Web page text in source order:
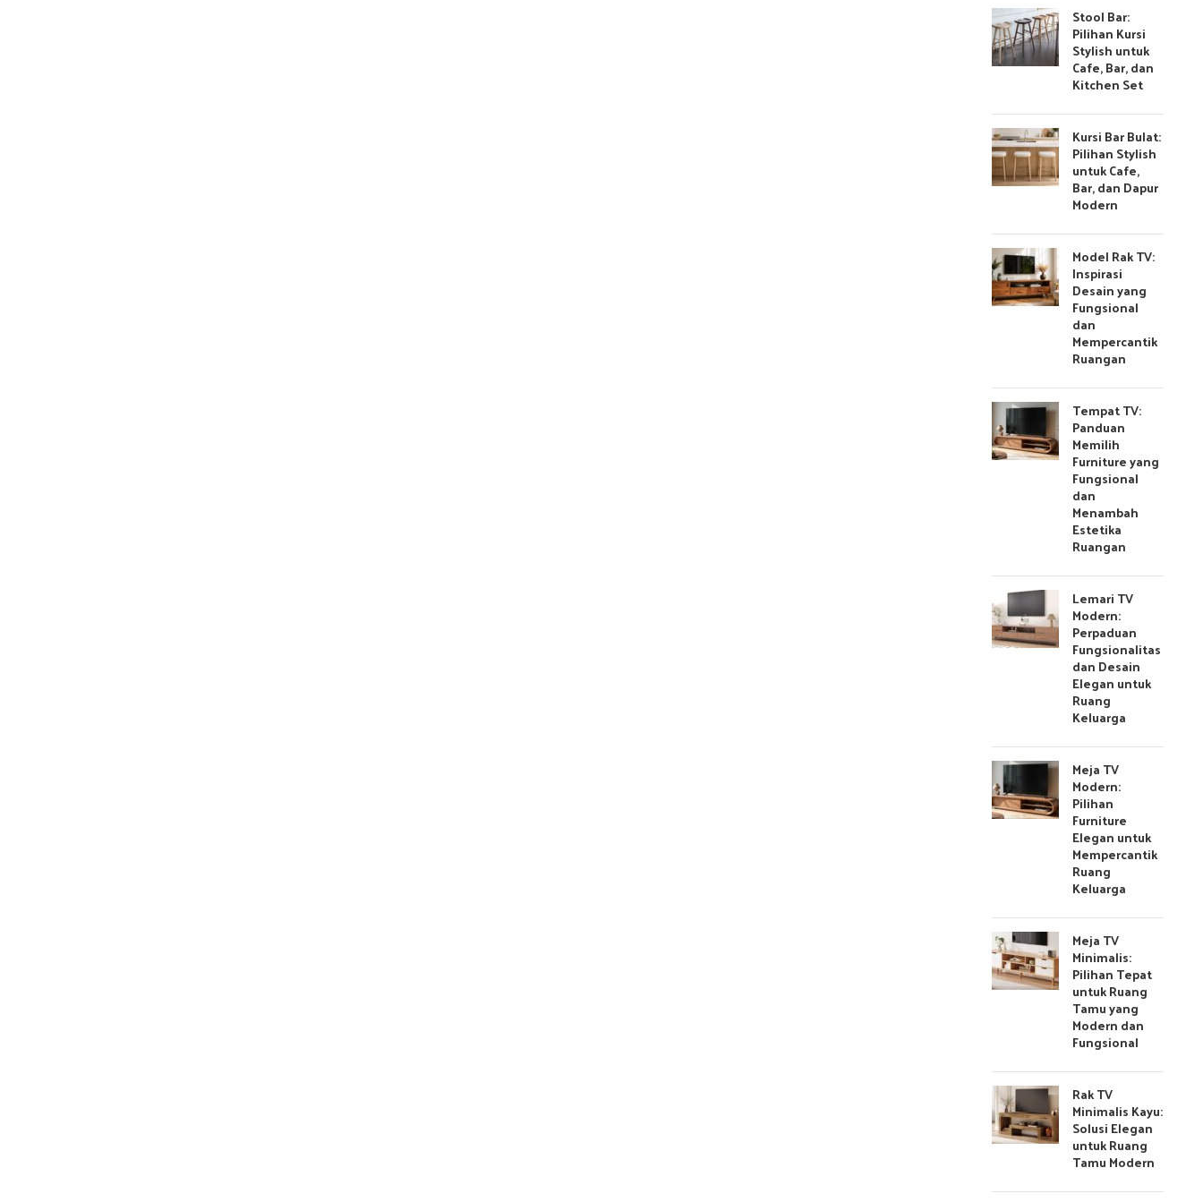
Stool Bar:
Pilihan Kursi
Stylish untuk
Cafe, Bar, dan
Kitchen Set
Kursi Bar Bulat:
Pilihan Stylish
untuk Cafe,
Bar, dan Dapur
Modern
Model Rak TV:
Inspirasi
Desain yang
Fungsional
dan
Mempercantik
Ruangan
Tempat TV:
Panduan
Memilih
Furniture yang
Fungsional
dan
Menambah
Estetika
Ruangan
Lemari TV
Modern:
Perpaduan
Fungsionalitas
dan Desain
Elegan untuk
Ruang
Keluarga
Meja TV
Modern:
Pilihan
Furniture
Elegan untuk
Mempercantik
Ruang
Keluarga
Meja TV
Minimalis:
Pilihan Tepat
untuk Ruang
Tamu yang
Modern dan
Fungsional
Rak TV
Minimalis Kayu:
Solusi Elegan
untuk Ruang
Tamu Modern